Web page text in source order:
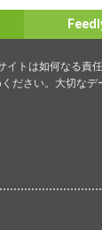
トは如何なる責
ださい。大切なデ